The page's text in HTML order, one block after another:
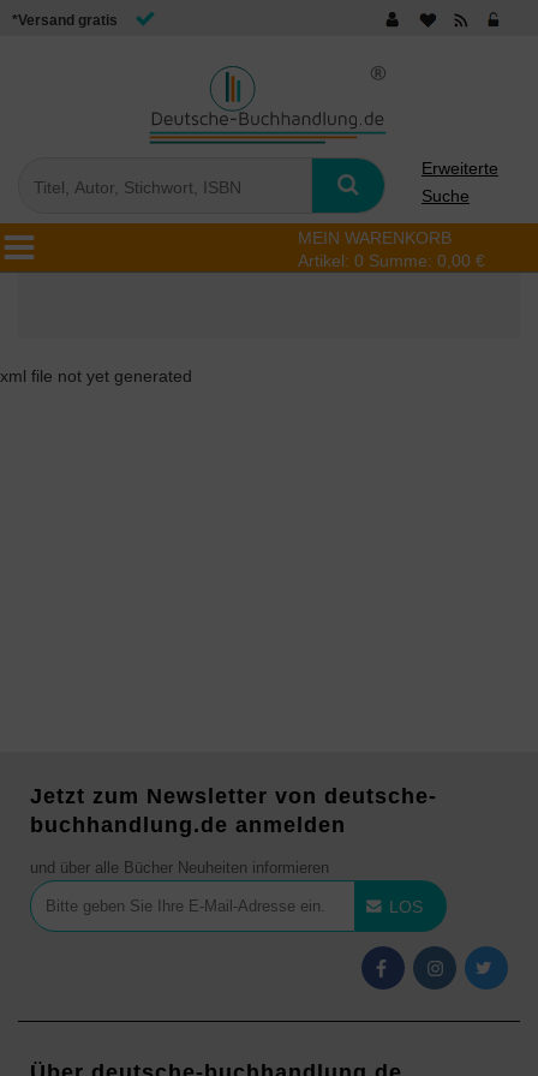
*Versand gratis
Erweiterte
Suche
MEIN WARENKORB
Artikel: 0 Summe: 0,00 €
xml file not yet generated
Jetzt zum Newsletter von deutsche-
buchhandlung.de anmelden
und über alle Bücher Neuheiten informieren
LOS